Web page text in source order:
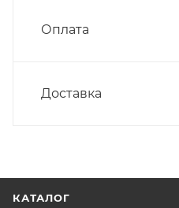
Оплата
Доставка
КАТАЛОГ